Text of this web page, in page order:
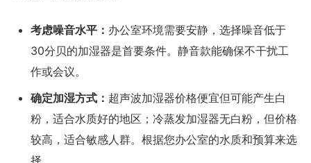
考虑噪音水平： 办公室环境需要安静，选择噪音低于
30分贝的加湿器是首要条件。静音款能确保不干扰工
作或会议。
确定加湿方式： 超声波加湿器价格便宜但可能产生白
粉，适合水质好的地区；冷蒸发加湿器无白粉，但价格
较高，适合敏感人群。根据您办公室的水质和预算来选
择。